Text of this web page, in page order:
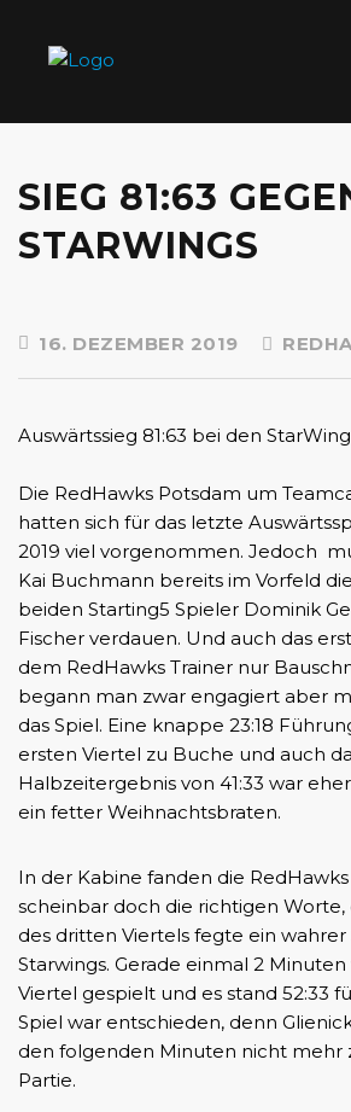
SIEG 81:63
STARWINGS
16. DEZEMBER 2019
Auswärtssieg 81:63 bei den
Die RedHawks Potsdam um
hatten sich für das letzte
2019 viel vorgenommen. Jedoch
Kai Buchmann bereits im Vorfeld
beiden Starting5 Spieler Dominik
Fischer verdauen. Und auch das
dem RedHawks Trainer nur
begann man zwar engagiert aber
das Spiel. Eine knappe 23:18
ersten Viertel zu Buche und auch
Halbzeitergebnis von 41:33 war
ein fetter Weihnachtsbraten.
In der Kabine fanden die
scheinbar doch die richtigen
des dritten Viertels fegte ein
Starwings. Gerade einmal 2
Viertel gespielt und es stand 52:33
Spiel war entschieden, denn
den folgenden Minuten nicht mehr
Partie.